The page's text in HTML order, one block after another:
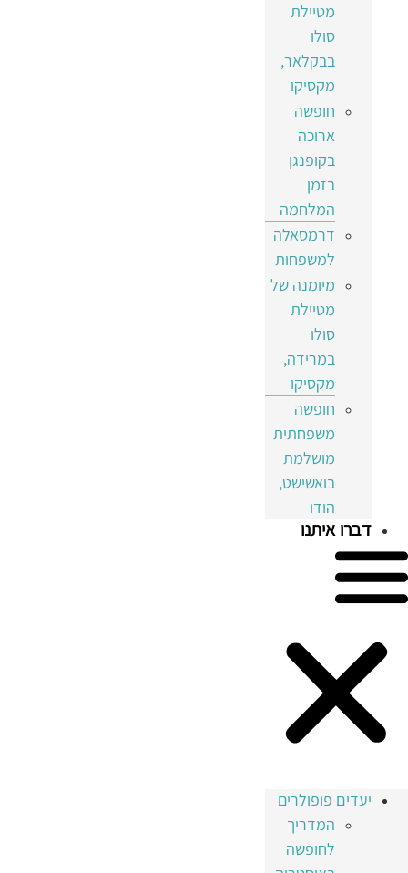
מטיילת
סולו
בבקלאר,
מקסיקו
חופשה
ארוכה
בקופנגן
בזמן
המלחמה
דרמסאלה
למשפחות
מיומנה של
מטיילת
סולו
במרידה,
מקסיקו
חופשה
משפחתית
מושלמת
בואשישט,
הודו
דברו איתנו
יעדים פופולרים
המדריך
לחופשה